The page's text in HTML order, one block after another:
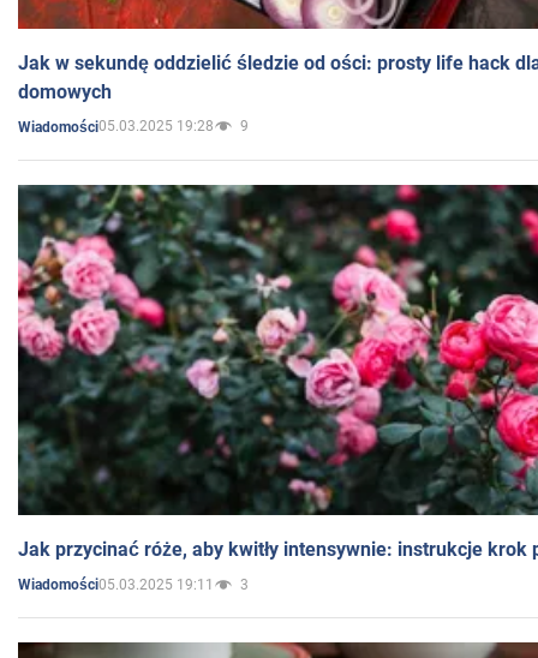
Jak w sekundę oddzielić śledzie od ości: prosty life hack
domowych
Wiadomości05.03.2025 19:28 9
Jak przycinać róże, aby kwitły intensywnie: instrukcje krok
Wiadomości05.03.2025 19:11 3